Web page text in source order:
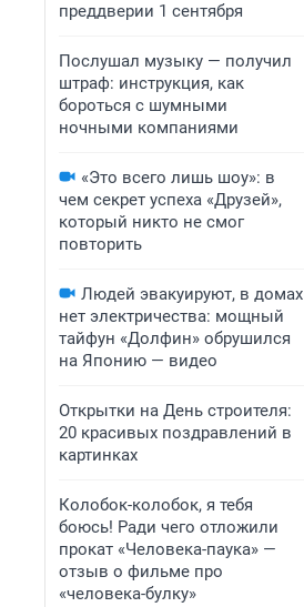
преддверии 1 сентября
Послушал музыку — получил
штраф: инструкция, как
бороться с шумными
ночными компаниями
«Это всего лишь шоу»: в
чем секрет успеха «Друзей»,
который никто не смог
повторить
Людей эвакуируют, в домах
нет электричества: мощный
тайфун «Долфин» обрушился
на Японию — видео
Открытки на День строителя:
20 красивых поздравлений в
картинках
Колобок-колобок, я тебя
боюсь! Ради чего отложили
прокат «Человека-паука» —
отзыв о фильме про
«человека-булку»